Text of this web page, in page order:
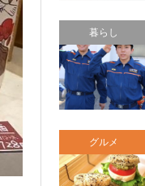
暮らし
グルメ